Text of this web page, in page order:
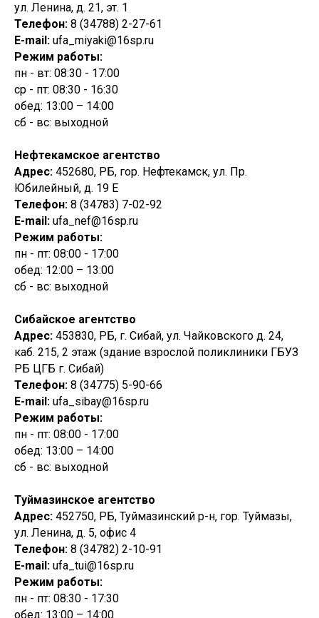
ул. Ленина, д. 21, эт. 1
Телефон: 8 (34788) 2-27-61
E-mail: ufa_miyaki@16sp.ru
Режим работы:
пн - вт: 08:30 - 17:00
ср - пт: 08:30 - 16:30
обед: 13:00 – 14:00
сб - вс: выходной
Нефтекамское агентство
Адрес: 452680, РБ, гор. Нефтекамск, ул. Пр.
Юбилейный, д. 19 Е
Телефон: 8 (34783) 7-02-92
E-mail: ufa_nef@16sp.ru
Режим работы:
пн - пт: 08:00 - 17:00
обед: 12:00 – 13:00
сб - вс: выходной
Сибайское агентство
Адрес: 453830, РБ, г. Сибай, ул. Чайковского д. 24,
каб. 215, 2 этаж (здание взрослой поликлиники ГБУЗ
РБ ЦГБ г. Сибай)
Телефон: 8 (34775) 5-90-66
E-mail: ufa_sibay@16sp.ru
Режим работы:
пн - пт: 08:00 - 17:00
обед: 13:00 – 14:00
сб - вс: выходной
Туймазинское агентство
Адрес: 452750, РБ, Туймазинский р-н, гор. Туймазы,
ул. Ленина, д. 5, офис 4
Телефон: 8 (34782) 2-10-91
E-mail: ufa_tui@16sp.ru
Режим работы:
пн - пт: 08:30 - 17:30
обед: 13:00 – 14:00